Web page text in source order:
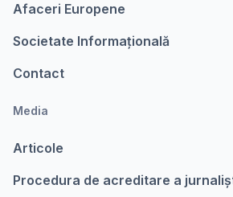
Afaceri Europene
Societate Informațională
Contact
Media
Articole
Procedura de acreditare a